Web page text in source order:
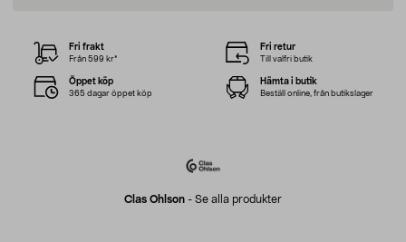
Clas Ohlson - Se alla produkter
Fri frakt
Från 599 kr*
Fri retur
Till valfri butik
Öppet köp
365 dagar öppet köp
Hämta i butik
Beställ online, från butikslager